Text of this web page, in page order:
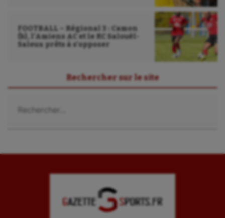
FOOTBALL – Régional 3 : Camon
(b), l’Amiens AC et le RC Salouël-
Saleux prêts à s’opposer
Rechercher sur le site